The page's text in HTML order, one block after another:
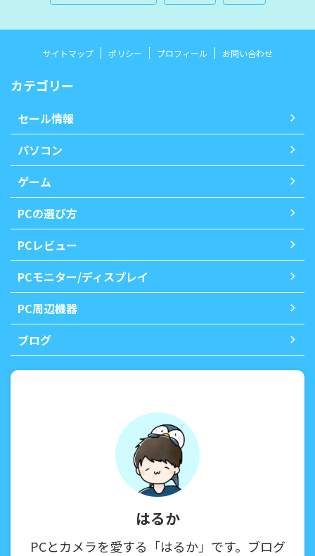
サイトマップ ポリシー プロフィール お問い合わせ
カテゴリー
セール情報
パソコン
ゲーム
PCの選び方
PCレビュー
PCモニター/ディスプレイ
PC周辺機器
ブログ
はるか
PCとカメラを愛する「はるか」です。ブログ